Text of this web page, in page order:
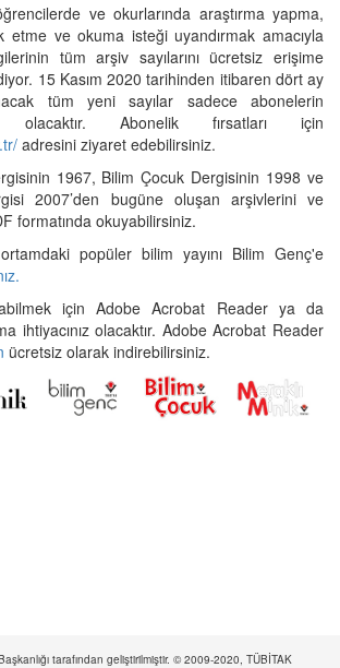
ve okurlarında araştırma yapma,
ve okuma isteği uyandırmak amacıyla
tüm arşiv sayılarını ücretsiz erişime
15 Kasım 2020 tarihinden itibaren dört ay
tüm yeni sayılar sadece abonelerin
olacaktır. Abonelik fırsatları için
adresini ziyaret edebilirsiniz.
1967, Bilim Çocuk Dergisinin 1998 ve
2007’den bugüne oluşan arşivlerini ve
formatında okuyabilirsiniz.
popüler bilim yayını Bilim Genç'e
için Adobe Acrobat Reader ya da
ihtiyacınız olacaktır. Adobe Acrobat Reader
ücretsiz olarak indirebilirsiniz.
tarafından geliştirilmiştir. © 2009-2020, TÜBİTAK